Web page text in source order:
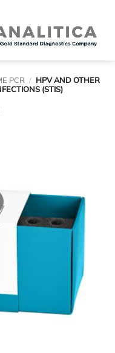
PCR / HPV AND OTHER
(STIS)